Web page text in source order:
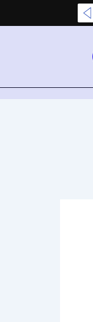
השכרת מתנפחים בצפון: שירות